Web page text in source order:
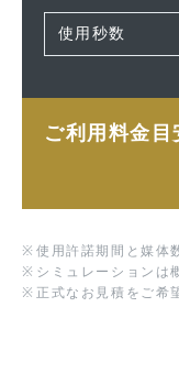
ご利用料金目
※ 使用許諾期間と媒体
※ シミュレーションは
※ 正式なお見積をご希